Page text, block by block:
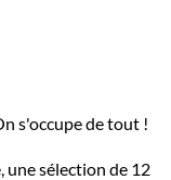
s'occupe de tout !
une sélection de 12